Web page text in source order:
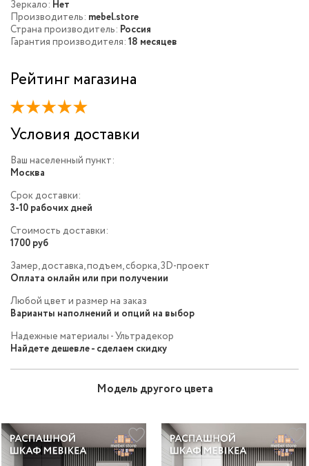
Зеркало: Нет
Производитель: mebel.store
Страна производитель: Россия
Гарантия производителя: 18 месяцев
Рейтинг магазина
Условия доставки
Ваш населенный пункт:
Москва
Срок доставки:
3-10 рабочих дней
Стоимость доставки:
1700 руб
Замер, доставка, подъем, сборка, 3D-проект
Оплата онлайн или при получении
Любой цвет и размер на заказ
Варианты наполнений и опций на выбор
Надежные материалы - Ультрадекор
Найдете дешевле - сделаем скидку
Модель другого цвета